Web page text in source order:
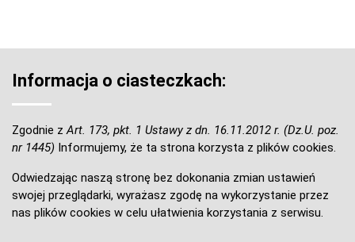
Informacja o ciasteczkach:
Zgodnie z Art. 173, pkt. 1 Ustawy z dn. 16.11.2012 r. (Dz.U. poz.
nr 1445) Informujemy, że ta strona korzysta z plików cookies.
Odwiedzając naszą stronę bez dokonania zmian ustawień
swojej przeglądarki, wyrażasz zgodę na wykorzystanie przez
nas plików cookies w celu ułatwienia korzystania z serwisu.